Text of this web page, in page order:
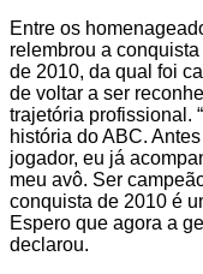
Entre os
relembrou a
de 2010, da qual foi
de voltar a ser
trajetória profissional.
história do ABC.
jogador, eu já
meu avô. Ser
conquista de 2010 é
Espero que agora a
declarou.